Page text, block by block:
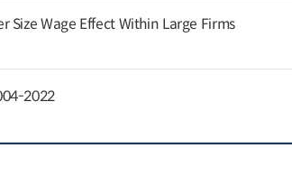
Size Wage Effect Within Large Firms
2022